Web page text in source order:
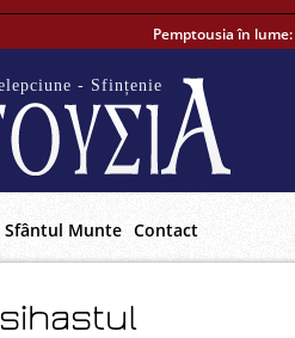
Pemptousia în lume:
- Sfințenie
Sfântul Munte Contact